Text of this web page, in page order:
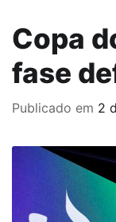
Copa
fase
Publicado em 2